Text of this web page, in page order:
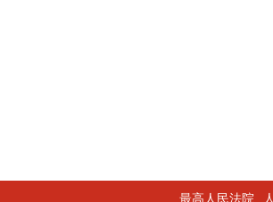
最高人民法院